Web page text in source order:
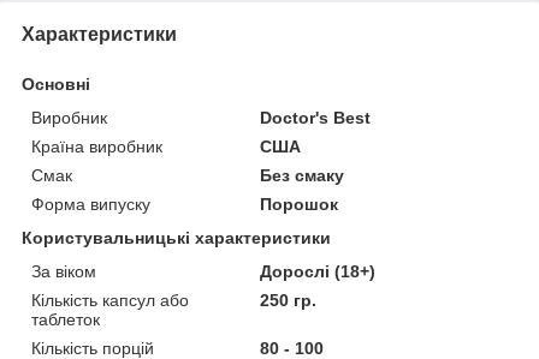
Характеристики
Основні
Виробник
Doctor's Best
Країна виробник
США
Смак
Без смаку
Форма випуску
Порошок
Користувальницькі характеристики
За віком
Дорослі (18+)
Кількість капсул або
таблеток
250 гр.
Кількість порцій
80 - 100